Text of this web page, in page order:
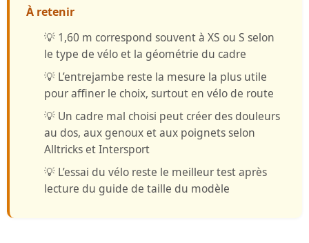
À retenir
💡 1,60 m correspond souvent à XS ou S selon
le type de vélo et la géométrie du cadre
💡 L’entrejambe reste la mesure la plus utile
pour affiner le choix, surtout en vélo de route
💡 Un cadre mal choisi peut créer des douleurs
au dos, aux genoux et aux poignets selon
Alltricks et Intersport
💡 L’essai du vélo reste le meilleur testaprès
lecture du guide de taille du modèle